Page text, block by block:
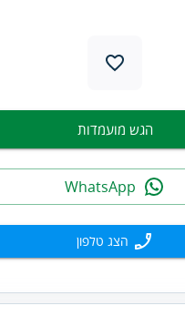
הגש מועמדות
הצג טלפון